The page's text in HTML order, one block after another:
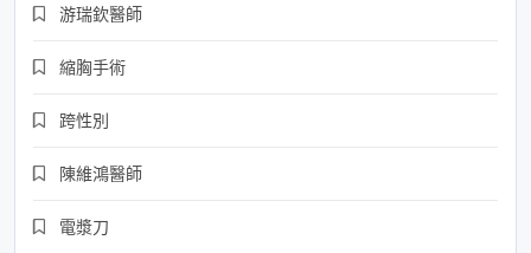
游瑞欽醫師
縮胸手術
跨性別
陳維鴻醫師
電漿刀